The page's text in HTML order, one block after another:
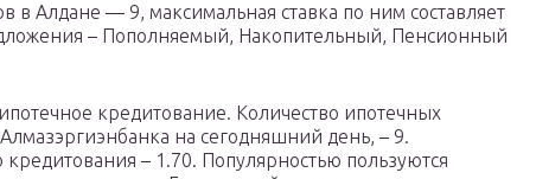
в Алдане — 9, максимальная ставка по ним составляет
– Пополняемый, Накопительный, Пенсионный
кредитование. Количество ипотечных
на сегодняшний день, – 9.
– 1.70. Популярностью пользуются